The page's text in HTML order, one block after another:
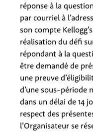
réponse à la
par courrielà
son compte
réalisation du défi
répondant à la
être demandé de
une preuve
d’une sous-période
dans un délai de 14
respect des
l’Organisateur se